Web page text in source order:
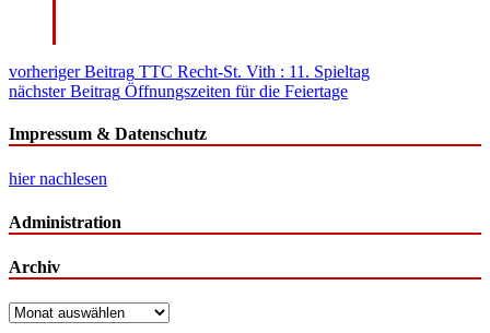
Beitragsnavigation
vorheriger Beitrag TTC Recht-St. Vith : 11. Spieltag
nächster Beitrag Öffnungszeiten für die Feiertage
Impressum & Datenschutz
hier nachlesen
Administration
Archiv
Archiv